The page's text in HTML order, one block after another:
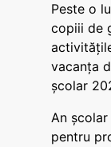
Peste o
copiii de
vacanța
școlar
An
pentru